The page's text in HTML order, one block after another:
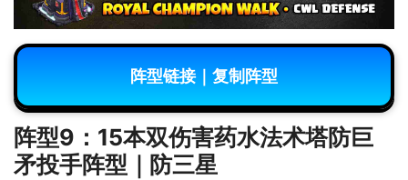
阵型链接｜复制阵型
阵型9：15本双伤害药水法术塔防巨
矛投手阵型｜防三星